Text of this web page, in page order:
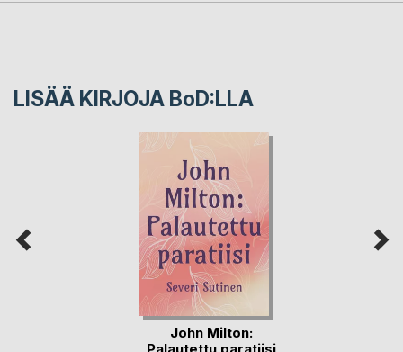
LISÄÄ KIRJOJA BoD:LLA
John Milton: